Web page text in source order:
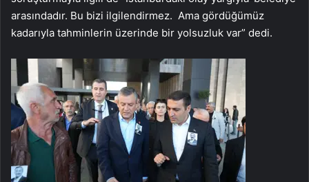
arasındadır. Bu bizi ilgilendirmez. Ama gördüğümüz
kadarıyla tahminlerin üzerinde bir yolsuzluk var” dedi.